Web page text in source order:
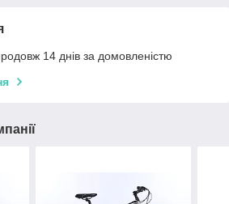
14 днів за домовленістю